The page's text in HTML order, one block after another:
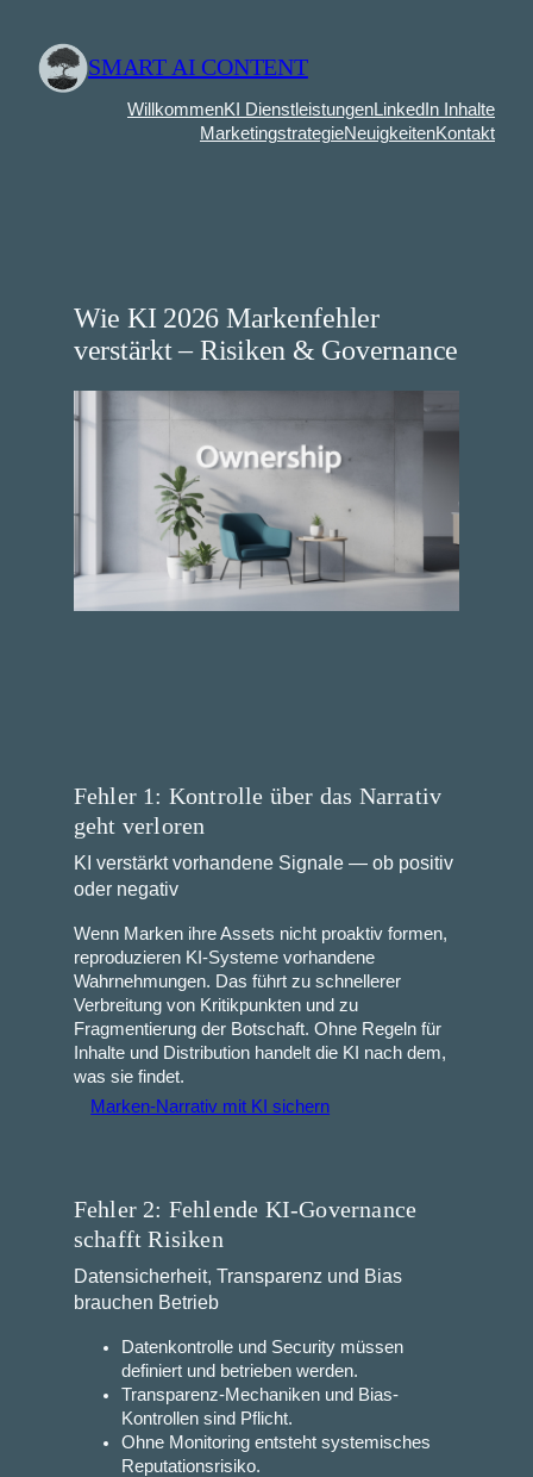
Inhalt
springen
SMART AI CONTENT
WillkommenKI DienstleistungenLinkedIn Inhalte
MarketingstrategieNeuigkeitenKontakt
Wie KI 2026 Markenfehler
verstärkt – Risiken & Governance
Fehler 1: Kontrolle über das Narrativ
geht verloren
KI verstärkt vorhandene Signale — ob positiv
oder negativ
Wenn Marken ihre Assets nicht proaktiv formen,
reproduzieren KI-Systeme vorhandene
Wahrnehmungen. Das führt zu schnellerer
Verbreitung von Kritikpunkten und zu
Fragmentierung der Botschaft. Ohne Regeln für
Inhalte und Distribution handelt die KI nach dem,
was sie findet.
Marken‑Narrativ mit KI sichern
Fehler 2: Fehlende KI-Governance
schafft Risiken
Datensicherheit, Transparenz und Bias
brauchen Betrieb
Datenkontrolle und Security müssen
definiert und betrieben werden.
Transparenz‑Mechaniken und Bias-
Kontrollen sind Pflicht.
Ohne Monitoring entsteht systemisches
Reputationsrisiko.